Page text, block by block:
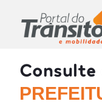
Consulte